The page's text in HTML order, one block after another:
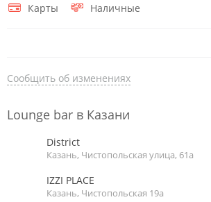
Карты Наличные
Сообщить об изменениях
Lounge bar в Казани
District
Казань, Чистопольская улица, 61а
IZZI PLACE
Казань, Чистопольская 19а